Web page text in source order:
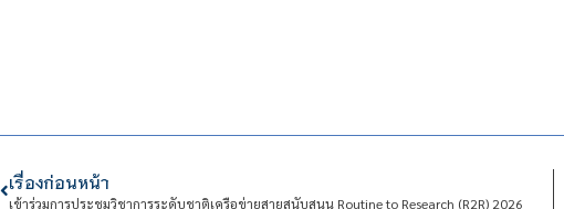
เรื่องก่อนหน้า
เข้าร่วมการประชุมวิชาการระดับชาติเครือข่ายสายสนับสนุน Routine to Research (R2R) 2026